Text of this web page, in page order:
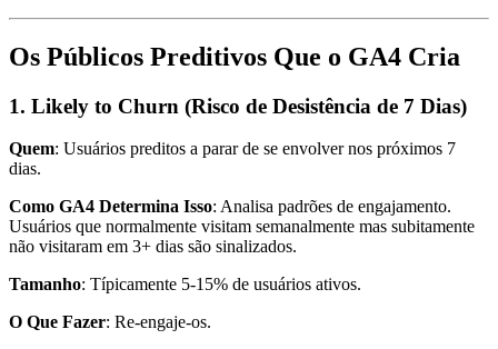
Os Públicos Preditivos Que o GA4 Cria
1. Likely to Churn (Risco de Desistência de 7 Dias)
Quem: Usuários preditos a parar de se envolver nos próximos 7
dias.
Como GA4 Determina Isso: Analisa padrões de engajamento.
Usuários que normalmente visitam semanalmente mas subitamente
não visitaram em 3+ dias são sinalizados.
Tamanho: Típicamente 5-15% de usuários ativos.
O Que Fazer: Re-engaje-os.